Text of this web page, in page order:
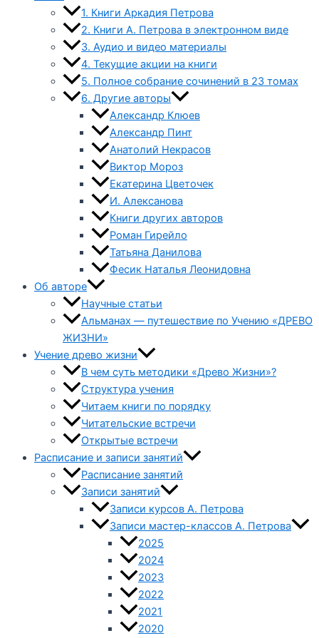
1. Книги Аркадия Петрова
2. Книги А. Петрова в электронном виде
3. Аудио и видео материалы
4. Текущие акции на книги
5. Полное собрание сочинений в 23 томах
6. Другие авторы
Александр Клюев
Александр Пинт
Анатолий Некрасов
Виктор Мороз
Екатерина Цветочек
И. Алексанова
Книги других авторов
Роман Гирейло
Татьяна Данилова
Фесик Наталья Леонидовна
Об авторе
Научные статьи
Альманах — путешествие по Учению «ДРЕВО
ЖИЗНИ»
Учение древо жизни
В чем суть методики «Древо Жизни»?
Структура учения
Читаем книги по порядку
Читательские встречи
Открытые встречи
Расписание и записи занятий
Расписание занятий
Записи занятий
Записи курсов А. Петрова
Записи мастер-классов А. Петрова
2025
2024
2023
2022
2021
2020